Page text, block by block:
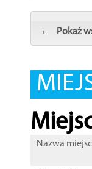
Pokaż
Nazwa